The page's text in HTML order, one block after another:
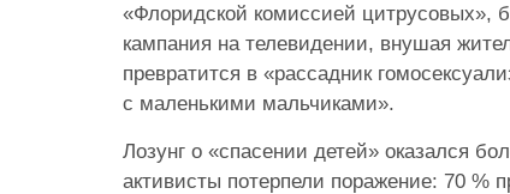
«Флоридской комиссией цитрусовых»,
кампания на телевидении, внушая
превратится в «рассадник
с маленькими мальчиками».
Лозунг о «спасении детей» оказался
активисты потерпели поражение: 70 %